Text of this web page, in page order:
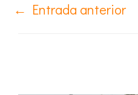
← Entrada anterior